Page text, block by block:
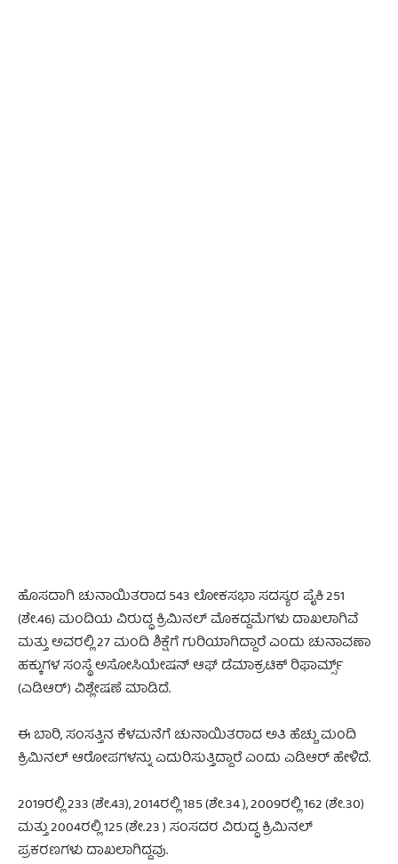
ಹೊಸದಾಗಿ ಚುನಾಯಿತರಾದ 543 ಲೋಕಸಭಾ ಸದಸ್ಯರ ಪೈಕಿ 251
(ಶೇ.46) ಮಂದಿಯ ವಿರುದ್ಧ ಕ್ರಿಮಿನಲ್ ಮೊಕದ್ದಮೆಗಳು ದಾಖಲಾಗಿವೆ
ಮತ್ತು ಅವರಲ್ಲಿ 27 ಮಂದಿ ಶಿಕ್ಷೆಗೆ ಗುರಿಯಾಗಿದ್ದಾರೆ ಎಂದು ಚುನಾವಣಾ
ಹಕ್ಕುಗಳ ಸಂಸ್ಥೆ ಅಸೋಸಿಯೇಷನ್ ​​ಆಫ್ ಡೆಮಾಕ್ರಟಿಕ್ ರಿಫಾರ್ಮ್ಸ್
(ಎಡಿಆರ್) ವಿಶ್ಲೇಷಣೆ ಮಾಡಿದೆ.
ಈ ಬಾರಿ, ಸಂಸತ್ತಿನ ಕೆಳಮನೆಗೆ ಚುನಾಯಿತರಾದ ಅತಿ ಹೆಚ್ಚು ಮಂದಿ
ಕ್ರಿಮಿನಲ್ ಆರೋಪಗಳನ್ನು ಎದುರಿಸುತ್ತಿದ್ದಾರೆ ಎಂದು ಎಡಿಆರ್‌ ಹೇಳಿದೆ.
2019ರಲ್ಲಿ 233 (ಶೇ.43), 2014ರಲ್ಲಿ 185 (ಶೇ.34 ), 2009ರಲ್ಲಿ 162 (ಶೇ.30)
ಮತ್ತು 2004ರಲ್ಲಿ 125 (ಶೇ.23 ) ಸಂಸದರ ವಿರುದ್ಧ ಕ್ರಿಮಿನಲ್‌
ಪ್ರಕರಣಗಳು ದಾಖಲಾಗಿದ್ದವು.